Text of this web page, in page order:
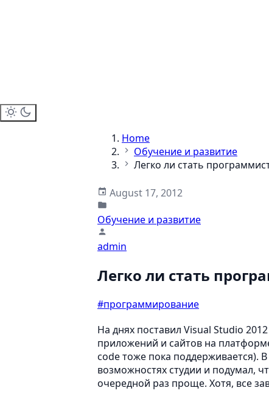
Home
Обучение и развитие
Легко ли стать
August 17, 2012
Обучение и развитие
admin
Легко ли стать
#программирование
На днях поставил Visual Studio
приложений и сайтов на
code тоже пока поддерживается).
возможностях студии и подумал,
очередной раз проще. Хотя, все